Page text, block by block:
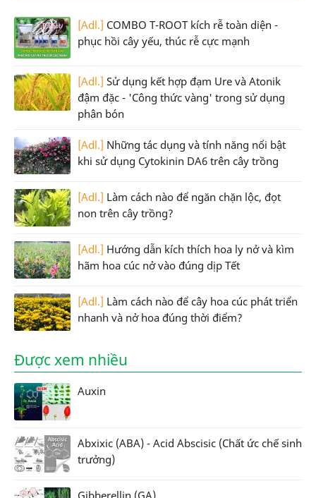
[Adl.] COMBO T-ROOT kích rễ toàn diện -
phục hồi cây yếu, thúc rễ cực mạnh
[Adl.] Sử dụng kết hợp đạm Ure và Atonik
đậm đặc - 'Công thức vàng' trong sử dụng
phân bón
[Adl.] Những tác dụng và tính năng nổi bật
khi sử dụng Cytokinin DA6 trên cây trồng
[Adl.] Làm cách nào để ngăn chặn lộc, đọt
non trên cây trồng?
[Adl.] Hướng dẫn kích thích hoa ly nở và kìm
hãm hoa cúc nở vào đúng dịp Tết
[Adl.] Làm cách nào để cây hoa cúc phát triển
nhanh và nở hoa đúng thời điểm?
Được xem nhiều
Auxin
Abxixic (ABA) - Acid Abscisic (Chất ức chế sinh
trưởng)
Gibberellin (GA)